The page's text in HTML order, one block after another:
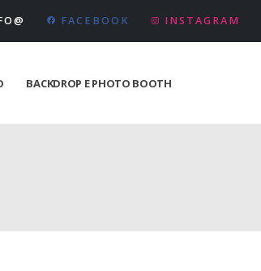
FACEBOOK INSTAGRAM
BACKDROP E PHOTO BOOTH